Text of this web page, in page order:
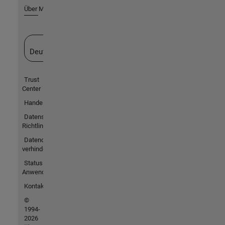
Über MathWorks
Deutschland
Trust
Center
Handelsmarken
Datenschutz-
Richtlinien
Datendiebstahl
verhindern
Status von
Anwendungen
Kontakt
©
1994-
2026